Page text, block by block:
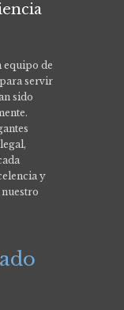
equipo de
servir
sido
y